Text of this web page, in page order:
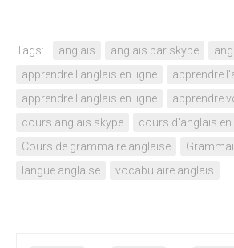
Tags: anglais anglais par skype
apprendre l anglais en ligne
apprendre
apprendre l'anglais en ligne
apprendre
cours anglais skype
cours d'anglais en
Cours de grammaire anglaise
langue anglaise
vocabulaire anglais